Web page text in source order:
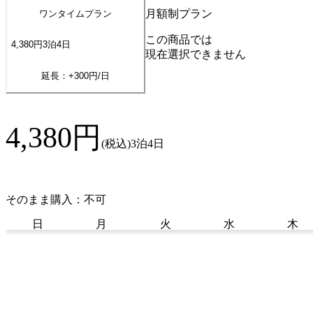
ワンタイムプラン
4,380円3泊4 日
延長：+300円/日
月額制プラン
この商品では
現在選択できません
4,380円 (税込)3泊4日
そのまま購入：不可
日 月 火 水 木